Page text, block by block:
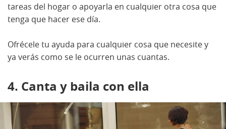
tareas del hogar o apoyarla en cualquier otra cosa que
tenga que hacer ese día.
Ofrécele tu ayuda para cualquier cosa que necesite y
ya verás como se le ocurren unas cuantas.
4. Canta y baila con ella